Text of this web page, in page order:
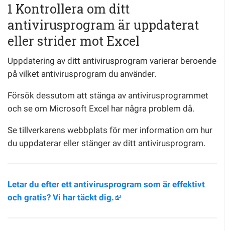
1 Kontrollera om ditt
antivirusprogram är uppdaterat
eller strider mot Excel
Uppdatering av ditt antivirusprogram varierar beroende
på vilket antivirusprogram du använder.
Försök dessutom att stänga av antivirusprogrammet
och se om Microsoft Excel har några problem då.
Se tillverkarens webbplats för mer information om hur
du uppdaterar eller stänger av ditt antivirusprogram.
Letar du efter ett antivirusprogram som är effektivt
och gratis? Vi har täckt dig.